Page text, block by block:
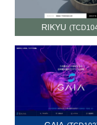
RIKYU